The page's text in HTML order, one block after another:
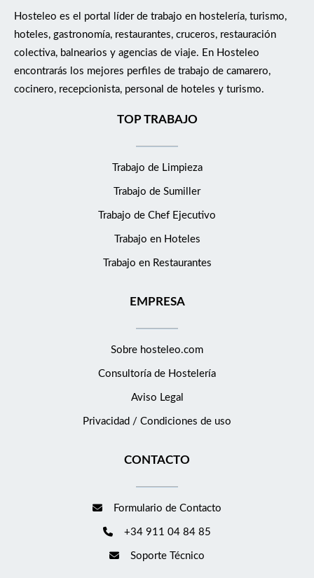
Hosteleo es el portal líder de trabajo en hostelería, turismo,
hoteles, gastronomía, restaurantes, cruceros, restauración
colectiva, balnearios y agencias de viaje. En Hosteleo
encontrarás los mejores perfiles de trabajo de camarero,
cocinero, recepcionista, personal de hoteles y turismo.
TOP TRABAJO
Trabajo de Limpieza
Trabajo de Sumiller
Trabajo de Chef Ejecutivo
Trabajo en Hoteles
Trabajo en Restaurantes
EMPRESA
Sobre hosteleo.com
Consultoría de Hostelería
Aviso Legal
Privacidad / Condiciones de uso
CONTACTO
Formulario de Contacto
+34 911 04 84 85
Soporte Técnico